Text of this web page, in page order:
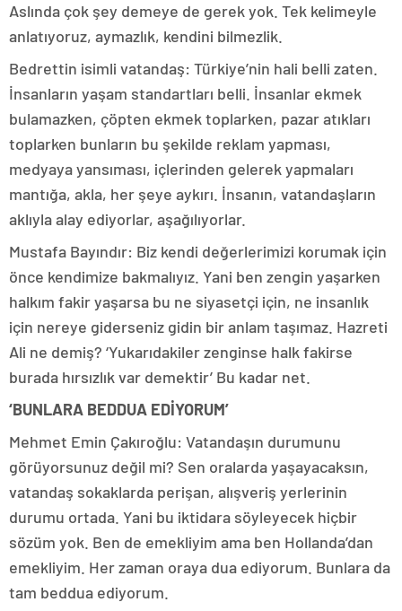
Aslında çok şey demeye de gerek yok. Tek kelimeyle
anlatıyoruz, aymazlık, kendini bilmezlik.
Bedrettin isimli vatandaş: Türkiye’nin hali belli zaten.
İnsanların yaşam standartları belli. İnsanlar ekmek
bulamazken, çöpten ekmek toplarken, pazar atıkları
toplarken bunların bu şekilde reklam yapması,
medyaya yansıması, içlerinden gelerek yapmaları
mantığa, akla, her şeye aykırı. İnsanın, vatandaşların
aklıyla alay ediyorlar, aşağılıyorlar.
Mustafa Bayındır: Biz kendi değerlerimizi korumak için
önce kendimize bakmalıyız. Yani ben zengin yaşarken
halkım fakir yaşarsa bu ne siyasetçi için, ne insanlık
için nereye giderseniz gidin bir anlam taşımaz. Hazreti
Ali ne demiş? ‘Yukarıdakiler zenginse halk fakirse
burada hırsızlık var demektir’ Bu kadar net.
‘BUNLARA BEDDUA EDİYORUM’
Mehmet Emin Çakıroğlu: Vatandaşın durumunu
görüyorsunuz değil mi? Sen oralarda yaşayacaksın,
vatandaş sokaklarda perişan, alışveriş yerlerinin
durumu ortada. Yani bu iktidara söyleyecek hiçbir
sözüm yok. Ben de emekliyim ama ben Hollanda’dan
emekliyim. Her zaman oraya dua ediyorum. Bunlara da
tam beddua ediyorum.